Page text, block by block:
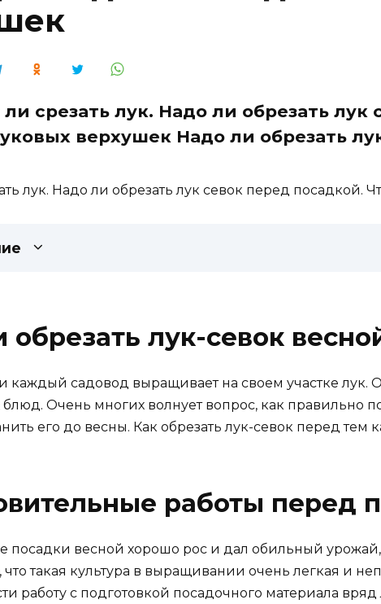
срезать лук. Надо ли обрезать лук
верхушек Надо ли обрезать
лук. Надо ли обрезать лук севок перед посадкой.
обрезать лук-севок
каждый садовод выращивает на своем участке
блюд. Очень многих волнует вопрос, как правильно
его до весны. Как обрезать лук-севок перед тем
работы перед
посадки весной хорошо рос и дал обильный
что такая культура в выращивании очень легкая и
работу с подготовкой посадочного материала